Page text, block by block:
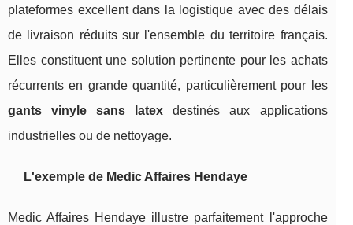
plateformes excellent dans la logistique avec des délais
de livraison réduits sur l'ensemble du territoire français.
Elles constituent une solution pertinente pour les achats
récurrents en grande quantité, particulièrement pour les
gants vinyle sans latex destinés aux applications
industrielles ou de nettoyage.
L'exemple de Medic Affaires Hendaye
Medic Affaires Hendaye illustre parfaitement l'approche